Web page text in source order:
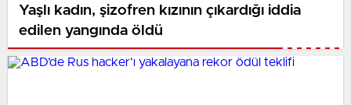
Yaşlı kadın, şizofren kızının çıkardığı iddia
edilen yangında öldü